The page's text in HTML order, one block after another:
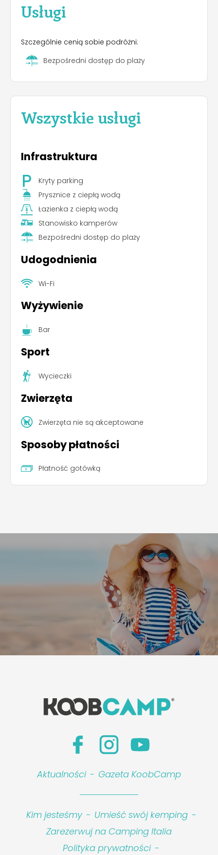
Usługi
Szczególnie cenią sobie podróżni:
Bezpośredni dostęp do plaży
Wszystkie usługi
Infrastruktura
Kryty parking
Prysznice z ciepłą wodą
Łazienka z ciepłą wodą
Stanowisko kamperów
Bezpośredni dostęp do plaży
Udogodnienia
Wi-Fi
Wyżywienie
Bar
Sport
Wycieczki
Zwierzęta
Zwierzęta nie są akceptowane
Sposoby płatności
Płatność gotówką
Leaflet |©Koobcamp S.r.l.
Aktualności - Gazeta KoobCamp
Kim jesteśmy - Umieść swój kemping -
Zarezerwuj na Camping Italia
Polityka prywatności -